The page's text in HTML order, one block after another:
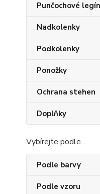
Punčochové
Nadkolenky
Podkolenky
Ponožky
Ochrana stehen
Doplňky
Vybírejte podle...
Podle barvy
Podle vzoru